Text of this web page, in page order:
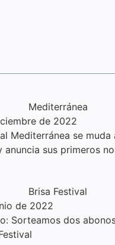
de 2022
Mediterránea se muda
anuncia sus primeros
de 2022
Sorteamos dos